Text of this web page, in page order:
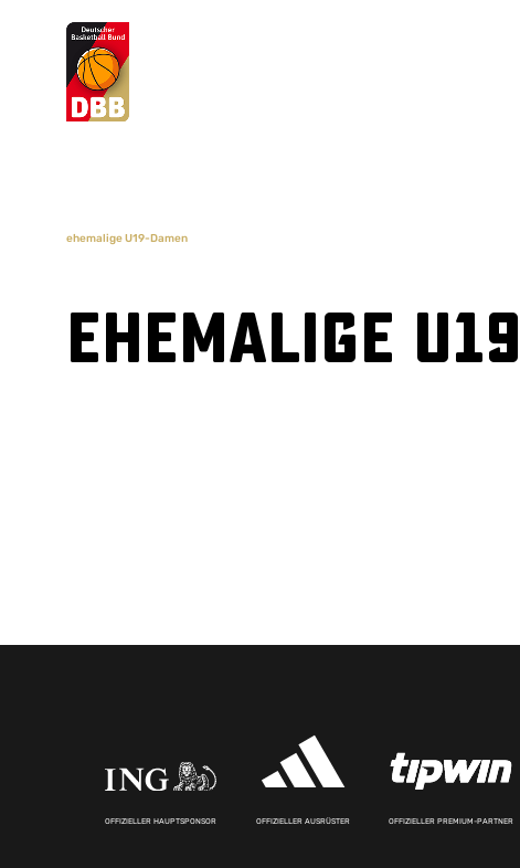
Suchvorschläge
ehemalige U19-Damen
ehemalige
OFFIZIELLER HAUPTSPONSOR OFFIZIELLER AUSRÜSTER OFFIZIELLER PREMIUM-PARTNER